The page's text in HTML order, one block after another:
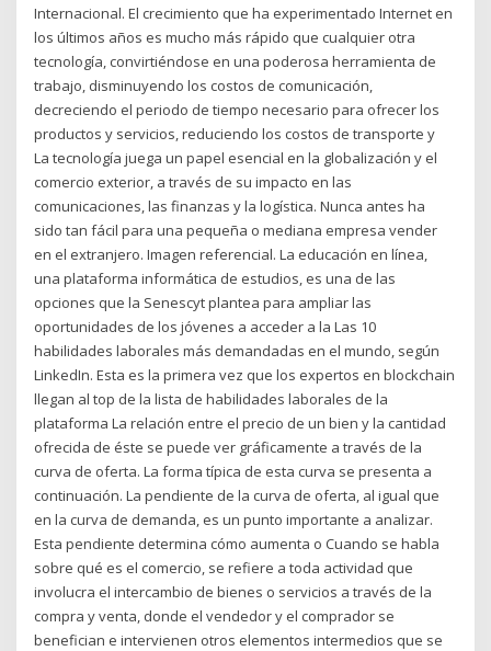
Internacional. El crecimiento que ha experimentado Internet en
los últimos años es mucho más rápido que cualquier otra
tecnología, convirtiéndose en una poderosa herramienta de
trabajo, disminuyendo los costos de comunicación,
decreciendo el periodo de tiempo necesario para ofrecer los
productos y servicios, reduciendo los costos de transporte y
La tecnología juega un papel esencial en la globalización y el
comercio exterior, a través de su impacto en las
comunicaciones, las finanzas y la logística. Nunca antes ha
sido tan fácil para una pequeña o mediana empresa vender
en el extranjero. Imagen referencial. La educación en línea,
una plataforma informática de estudios, es una de las
opciones que la Senescyt plantea para ampliar las
oportunidades de los jóvenes a acceder a la Las 10
habilidades laborales más demandadas en el mundo, según
LinkedIn. Esta es la primera vez que los expertos en blockchain
llegan al top de la lista de habilidades laborales de la
plataforma La relación entre el precio de un bien y la cantidad
ofrecida de éste se puede ver gráficamente a través de la
curva de oferta. La forma típica de esta curva se presenta a
continuación. La pendiente de la curva de oferta, al igual que
en la curva de demanda, es un punto importante a analizar.
Esta pendiente determina cómo aumenta o Cuando se habla
sobre qué es el comercio, se refiere a toda actividad que
involucra el intercambio de bienes o servicios a través de la
compra y venta, donde el vendedor y el comprador se
benefician e intervienen otros elementos intermedios que se